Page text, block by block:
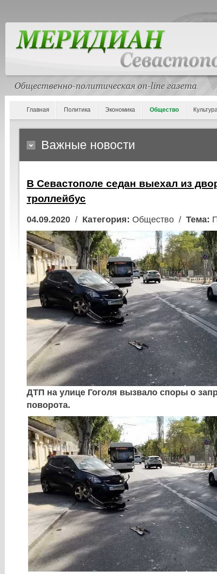
Главная Политика Экономика Общество
Важные новости
В Севастополе седан выехал из
троллейбус
04.09.2020 / Категория: Общество / Тема:
ДТП на улице Гоголя вызвало споры о
поворота.